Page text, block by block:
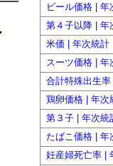
ビール価格 | 年
第４子以降 | 年
米価 | 年次統計
スーツ価格 | 年
合計特殊出生
鶏卵価格 | 年次
第３子 | 年次統
たばこ価格 | 年
妊産婦死亡率 |